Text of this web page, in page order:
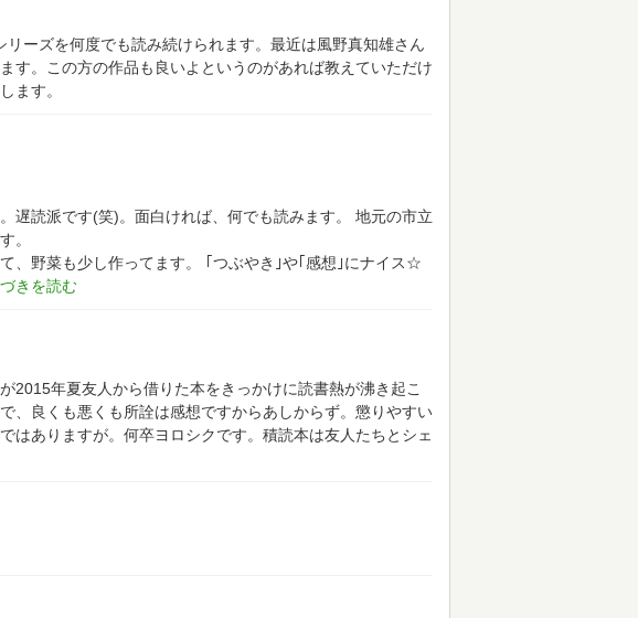
ーズを何度でも読み続けられます。最近は風野真知雄さん
す。この方の作品も良いよというのがあれば教えていただけ
ます。
遅読派です(笑)。面白ければ、何でも読みます。
地元の市立
。
、野菜も少し作ってます。
｢つぶやき｣や｢感想｣にナイス☆
2015年夏友人から借りた本をきっかけに読書熱が沸き起こ
、良くも悪くも所詮は感想ですからあしからず。懲りやすい
はありますが。何卒ヨロシクです。積読本は友人たちとシェ